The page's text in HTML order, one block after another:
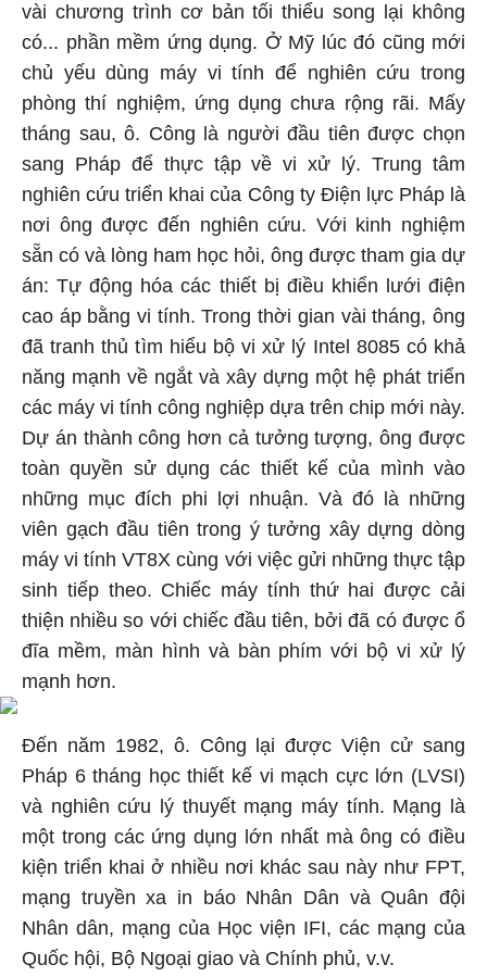
vài chương trình cơ bản tối thiểu song lại không
có... phần mềm ứng dụng. Ở Mỹ lúc đó cũng mới
chủ yếu dùng máy vi tính để nghiên cứu trong
phòng thí nghiệm, ứng dụng chưa rộng rãi. Mấy
tháng sau, ô. Công là người đầu tiên được chọn
sang Pháp để thực tập về vi xử lý. Trung tâm
nghiên cứu triển khai của Công ty Điện lực Pháp là
nơi ông được đến nghiên cứu. Với kinh nghiệm
sẵn có và lòng ham học hỏi, ông được tham gia dự
án: Tự động hóa các thiết bị điều khiển lưới điện
cao áp bằng vi tính. Trong thời gian vài tháng, ông
đã tranh thủ tìm hiểu bộ vi xử lý Intel 8085 có khả
năng mạnh về ngắt và xây dựng một hệ phát triển
các máy vi tính công nghiệp dựa trên chip mới này.
Dự án thành công hơn cả tưởng tượng, ông được
toàn quyền sử dụng các thiết kế của mình vào
những mục đích phi lợi nhuận. Và đó là những
viên gạch đầu tiên trong ý tưởng xây dựng dòng
máy vi tính VT8X cùng với việc gửi những thực tập
sinh tiếp theo. Chiếc máy tính thứ hai được cải
thiện nhiều so với chiếc đầu tiên, bởi đã có được ổ
đĩa mềm, màn hình và bàn phím với bộ vi xử lý
mạnh hơn.
Đến năm 1982, ô. Công lại được Viện cử sang
Pháp 6 tháng học thiết kế vi mạch cực lớn (LVSI)
và nghiên cứu lý thuyết mạng máy tính. Mạng là
một trong các ứng dụng lớn nhất mà ông có điều
kiện triển khai ở nhiều nơi khác sau này như FPT,
mạng truyền xa in báo Nhân Dân và Quân đội
Nhân dân, mạng của Học viện IFI, các mạng của
Quốc hội, Bộ Ngoại giao và Chính phủ, v.v.